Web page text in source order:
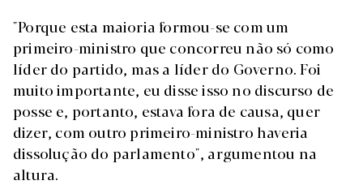
"Porque esta maioria formou-se com um
primeiro-ministro que concorreu não só como
líder do partido, mas a líder do Governo. Foi
muito importante, eu disse isso no discurso de
posse e, portanto, estava fora de causa, quer
dizer, com outro primeiro-ministro haveria
dissolução do parlamento", argumentou na
altura.